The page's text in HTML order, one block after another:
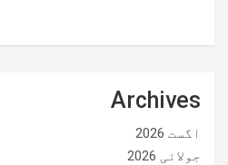
Archives
اگست 2026
جولائی 2026